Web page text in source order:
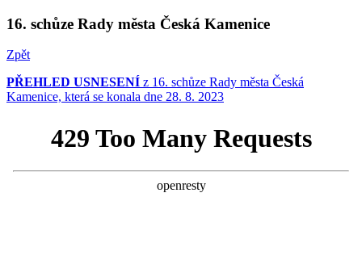
16. schůze Rady města Česká Kamenice
Zpět
PŘEHLED USNESENÍ z 16. schůze Rady města Česká
Kamenice, která se konala dne 28. 8. 2023